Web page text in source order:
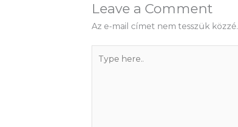
Leave a Comment
Az e-mail címet nem tesszük közzé.
here..